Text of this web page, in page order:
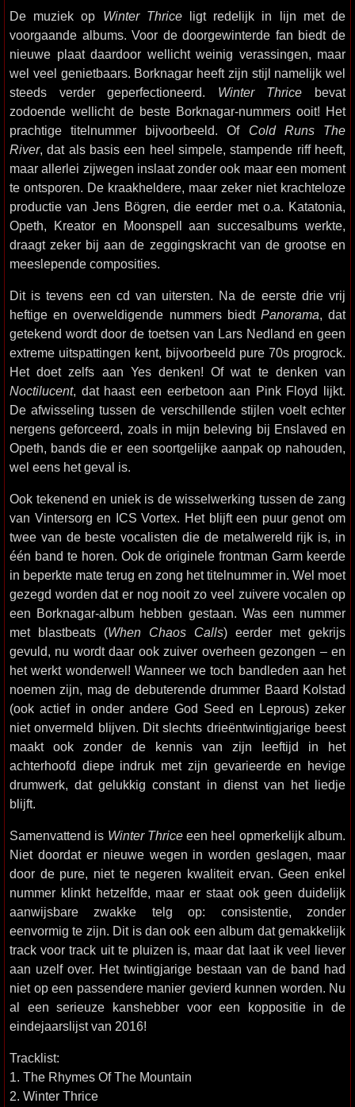
De muziek op Winter Thriceligt redelijk in lijn met de
voorgaande albums. Voor de doorgewinterde fan biedt de
nieuwe plaat daardoor wellicht weinig verassingen, maar
wel veel genietbaars. Borknagar heeft zijn stijl namelijk wel
steeds verder geperfectioneerd. Winter Thrice bevat
zodoende wellicht de beste Borknagar-nummers ooit! Het
prachtige titelnummer bijvoorbeeld. Of Cold Runs The
River, dat als basis een heel simpele, stampende riff heeft,
maar allerlei zijwegen inslaat zonder ook maar een moment
te ontsporen. De kraakheldere, maar zeker niet krachteloze
productie van Jens Bögren, die eerder met o.a. Katatonia,
Opeth, Kreator en Moonspell aan succesalbums werkte,
draagt zeker bij aan de zeggingskracht van de grootse en
meeslepende composities.
Dit is tevens een cd van uitersten. Na de eerste drie vrij
heftige en overweldigende nummers biedt Panorama, dat
getekend wordt door de toetsen van Lars Nedland en geen
extreme uitspattingen kent, bijvoorbeeld pure 70s progrock.
Het doet zelfs aan Yes denken! Of wat te denken van
Noctilucent, dat haast een eerbetoon aan Pink Floyd lijkt.
De afwisseling tussen de verschillende stijlen voelt echter
nergens geforceerd, zoals in mijn beleving bij Enslaved en
Opeth, bands die er een soortgelijke aanpak op nahouden,
wel eens het geval is.
Ook tekenend en uniek is de wisselwerking tussen de zang
van Vintersorg en ICS Vortex. Het blijft een puur genot om
twee van de beste vocalisten die de metalwereld rijk is, in
één band te horen. Ook de originele frontman Garm keerde
in beperkte mate terug en zong het titelnummer in. Wel moet
gezegd worden dat er nog nooit zo veel zuivere vocalen op
een Borknagar-album hebben gestaan. Was een nummer
met blastbeats (When Chaos Calls) eerder met gekrijs
gevuld, nu wordt daar ook zuiver overheen gezongen – en
het werkt wonderwel! Wanneer we toch bandleden aan het
noemen zijn, mag de debuterende drummer Baard Kolstad
(ook actief in onder andere God Seed en Leprous) zeker
niet onvermeld blijven. Dit slechts drieëntwintigjarige beest
maakt ook zonder de kennis van zijn leeftijd in het
achterhoofd diepe indruk met zijn gevarieerde en hevige
drumwerk, dat gelukkig constant in dienst van het liedje
blijft.
Samenvattend is Winter Thriceeen heel opmerkelijk album.
Niet doordat er nieuwe wegen in worden geslagen, maar
door de pure, niet te negeren kwaliteit ervan. Geen enkel
nummer klinkt hetzelfde, maar er staat ook geen duidelijk
aanwijsbare zwakke telg op: consistentie, zonder
eenvormig te zijn. Dit is dan ook een album dat gemakkelijk
track voor track uit te pluizen is, maar dat laat ik veel liever
aan uzelf over. Het twintigjarige bestaan van de band had
niet op een passendere manier gevierd kunnen worden. Nu
al een serieuze kanshebber voor een koppositie in de
eindejaarslijst van 2016!
Tracklist:
1. The Rhymes Of The Mountain
2. Winter Thrice